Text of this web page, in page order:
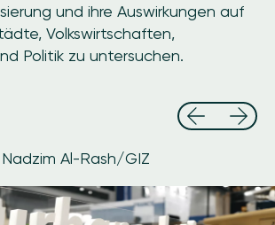
und ihre Auswirkungen auf
Volkswirtschaften,
Politik zu untersuchen.
Al-Rash/GIZ